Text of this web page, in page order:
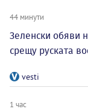
44 минути
Зеленски обяви
срещу руската
vesti
1 час